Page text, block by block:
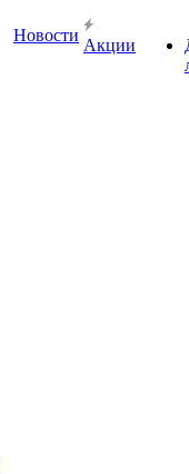
Новости
Акции